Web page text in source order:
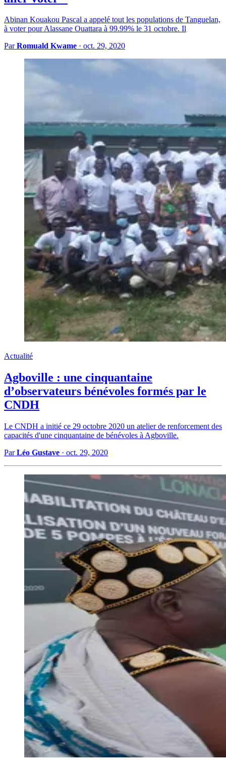
Abinan Kouakou Pascal a appelé tout les populations de Tanguelan,
à voter pour Alassane Ouattara à 99.99% le 31 octobre. Il
ParRomuald Kwame · oct. 29, 2020
Actualité
Agboville : une cinquantaine
d’observateurs bénévoles formés par le
CNDH
Le CNDH a initié ce 29 octobre 2020 un atelier de renforcement des
capacités d'une cinquantaine de bénévoles à Agboville.
ParLéo Gustave · oct. 29, 2020